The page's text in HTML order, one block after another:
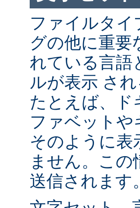
ファイルタ
グの他に重要
れている言語
ルが表示 さ
たとえば、ド
ファベットや
そのように表
ません。こ
送信されます。